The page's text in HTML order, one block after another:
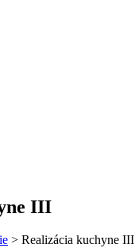
III
> Realizácia kuchyne III